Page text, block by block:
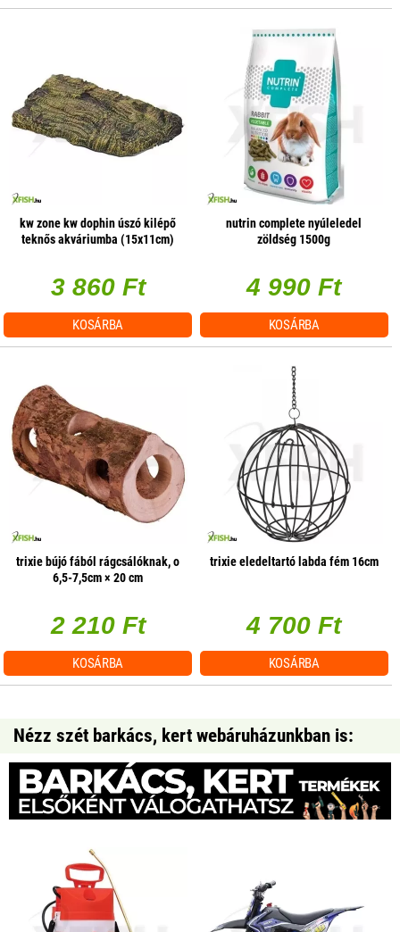
kw zone kw dophin úszó kilépő
teknős akváriumba (15x11cm)
3 860 Ft
KOSÁRBA
nutrin complete nyúleledel
zöldség 1500g
4 990 Ft
KOSÁRBA
trixie bújó fából rágcsálóknak, o
6,5-7,5cm × 20 cm
2 210 Ft
KOSÁRBA
trixie eledeltartó labda fém 16cm
4 700 Ft
KOSÁRBA
Nézz szét barkács, kert webáruházunkban is: